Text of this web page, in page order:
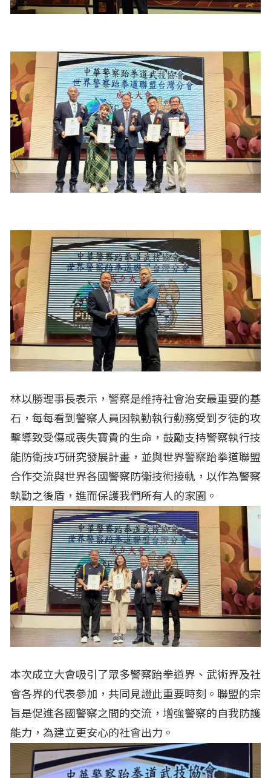
林以勝理事長表示，警察是维持社會治安最重要的基
石，每每看到警察人員因執勤執行勤務受到歹徒的攻
擊導致受傷或喪失寶貴的生命，鼓勵支持警察執行技
能防衛技巧研究發展計畫，並與世界警察跆拳道聯盟
合作交流與世界各國警察防衛技術接軌，以作為警察
執勤之後盾，進而保護我們所有人的家園。
本次成立大會吸引了眾多警察跆拳道界、武術界及社
會各界的代表參加，共同見證此重要時刻。聯盟的宗
旨是促進各國警察之間的交流，增強警察的自我防護
能力，為建立更安心的社會出力。